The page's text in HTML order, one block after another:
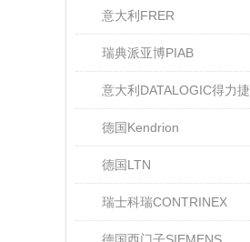
意大利FRER
瑞典派亚博PIAB
意大利DATALOGIC得力捷
德国Kendrion
德国LTN
瑞士科瑞CONTRINEX